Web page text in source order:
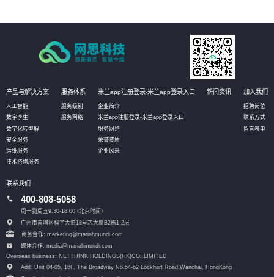
产品与解决方案
人工智能
数字孪生
数字化转型解
安全服务
运维服务
技术咨询服务
服务体系
服务级别
服务网络
米兰app注册登录-米兰app登录入口
企业简介
米兰app注册登录-米兰app登录入口
服务网络
荣誉资质
企业风采
新闻资讯 加入我们
招聘岗位
联系方式
留言表单
联系我们
400-808-5058
周一到周五9:30-18:00 (北京时间）
广州市黄埔区科学大道18号芯大厦B2栋1-2层
商务合作: marketing@mariahmundi.com
媒体合作: media@mariahmundi.com
Overseas business: NETTHINK HOLDINGS(HK)CO.,LIMITED
Add: Unit 04-05, 16F, The Broadway No.54-62 Lockhart Road, Wanchai, HongKong